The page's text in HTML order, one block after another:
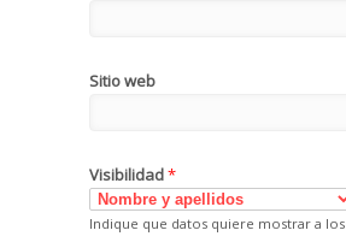
Sitio web
Visibilidad*
Indique que datos quiere mostrar a